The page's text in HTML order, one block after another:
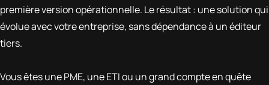
première version opérationnelle. Le résultat : une solution qui
évolue avec votre entreprise, sans dépendance à un éditeur
tiers.
Vous êtes une PME, une ETI ou un grand compte en quête